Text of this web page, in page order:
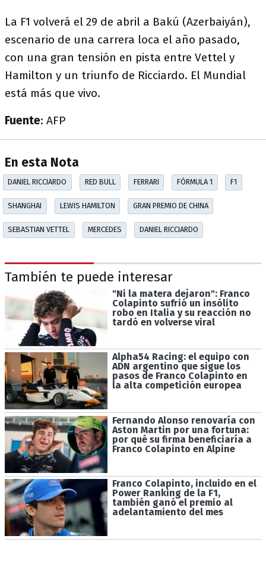
La F1 volverá el 29 de abril a Bakú (Azerbaiyán),
escenario de una carrera loca el año pasado,
con una gran tensión en pista entre Vettel y
Hamilton y un triunfo de Ricciardo. El Mundial
está más que vivo.
Fuente: AFP
En esta Nota
DANIEL RICCIARDO RED BULL FERRARI FÓRMULA 1 F1
SHANGHAI LEWIS HAMILTON GRAN PREMIO DE CHINA
SEBASTIAN VETTEL MERCEDES DANIEL RICCIARDO
También te puede interesar
"Ni la matera dejaron": Franco
Colapinto sufrió un insólito
robo en Italia y su reacción no
tardó en volverse viral
Alpha54 Racing: el equipo con
ADN argentino que sigue los
pasos de Franco Colapinto en
la alta competición europea
Fernando Alonso renovaría con
Aston Martin por una fortuna:
por qué su firma beneficiaría a
Franco Colapinto en Alpine
Franco Colapinto, incluido en el
Power Ranking de la F1,
también ganó el premio al
adelantamiento del mes